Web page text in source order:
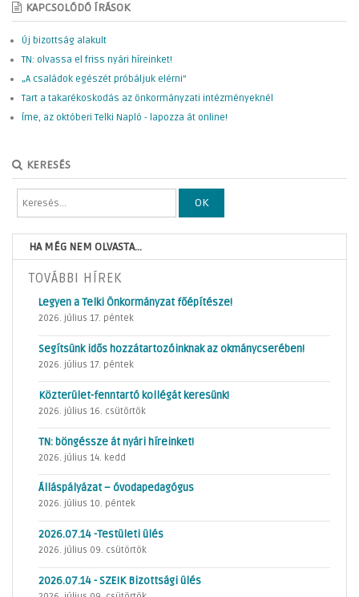
KAPCSOLÓDÓ ÍRÁSOK
Új bizottság alakult
TN: olvassa el friss nyári híreinket!
„A családok egészét próbáljuk elérni”
Tart a takarékoskodás az önkormányzati intézményeknél
Íme, az októberi Telki Napló - lapozza át online!
KERESÉS
OK
HA MÉG NEM OLVASTA...
TOVÁBBI HÍREK
Legyen a Telki Önkormányzat főépítésze!
2026. július 17. péntek
Segítsünk idős hozzátartozóinknak az okmánycserében!
2026. július 17. péntek
Közterület-fenntartó kollégát keresünk!
2026. július 16. csütörtök
TN: böngéssze át nyári híreinket!
2026. július 14. kedd
Álláspályázat – óvodapedagógus
2026. július 10. péntek
2026.07.14 -Testületi ülés
2026. július 09. csütörtök
2026.07.14 - SZEIK Bizottsági ülés